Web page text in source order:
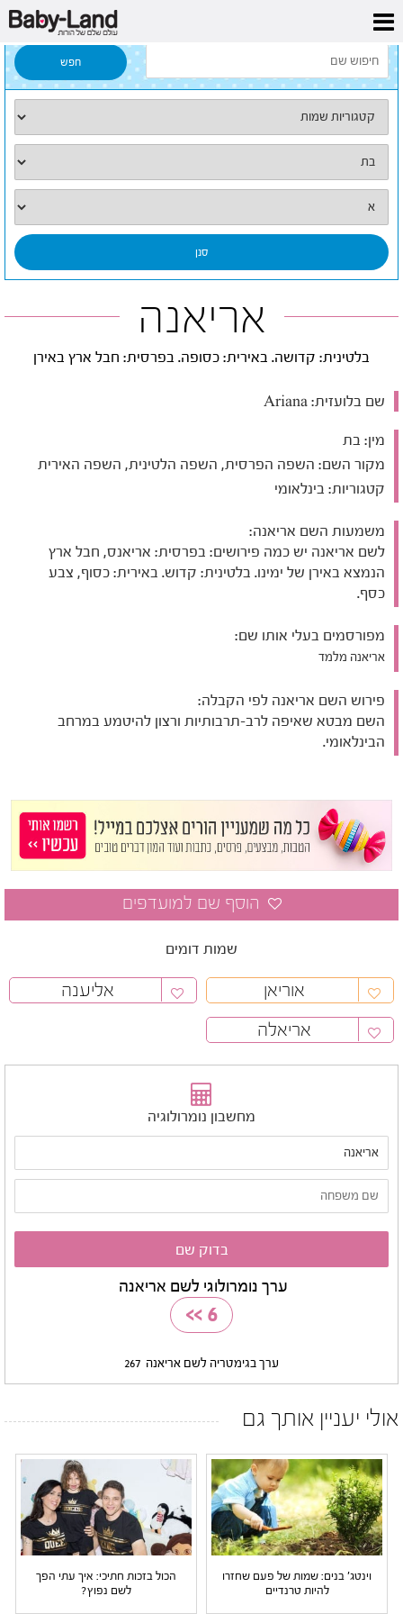
דף הבית
אריאנה
בלטינית: קדושה. באירית: כסופה. בפרסית: חבל ארץ באירן
שם בלועזית:
מין: בת
מקור השם: השפה הפרסית, השפה הלטינית, השפה האירית
קטגוריות: בינלאומי
משמעות השם אריאנה:
לשם אריאנה יש כמה פירושים: בפרסית: אריאנס, חבל ארץ
הנמצא באירן של ימינו. בלטינית: קדוש. באירית: כסוף, צבע
כסף.
מפורסמים בעלי אותו שם:
אריאנה מלמד
פירוש השם אריאנה לפי הקבלה:
השם מבטא שאיפה לרב-תרבותיות ורצון להיטמע במרחב
הבינלאומי.
שמות דומים
אוריאן
אליענה
אריאלה
מחשבון נומרולוגיה
ערך נומרולוגי לשם אריאנה
6
>>
ערך בגימטריה לשם אריאנה 267
אולי יעניין אותך גם
וינטג' בנים: שמות של פעם שחזרו
להיות טרנדיים
הכול בזכות חתיכי: איך עתי הפך
לשם נפוץ?